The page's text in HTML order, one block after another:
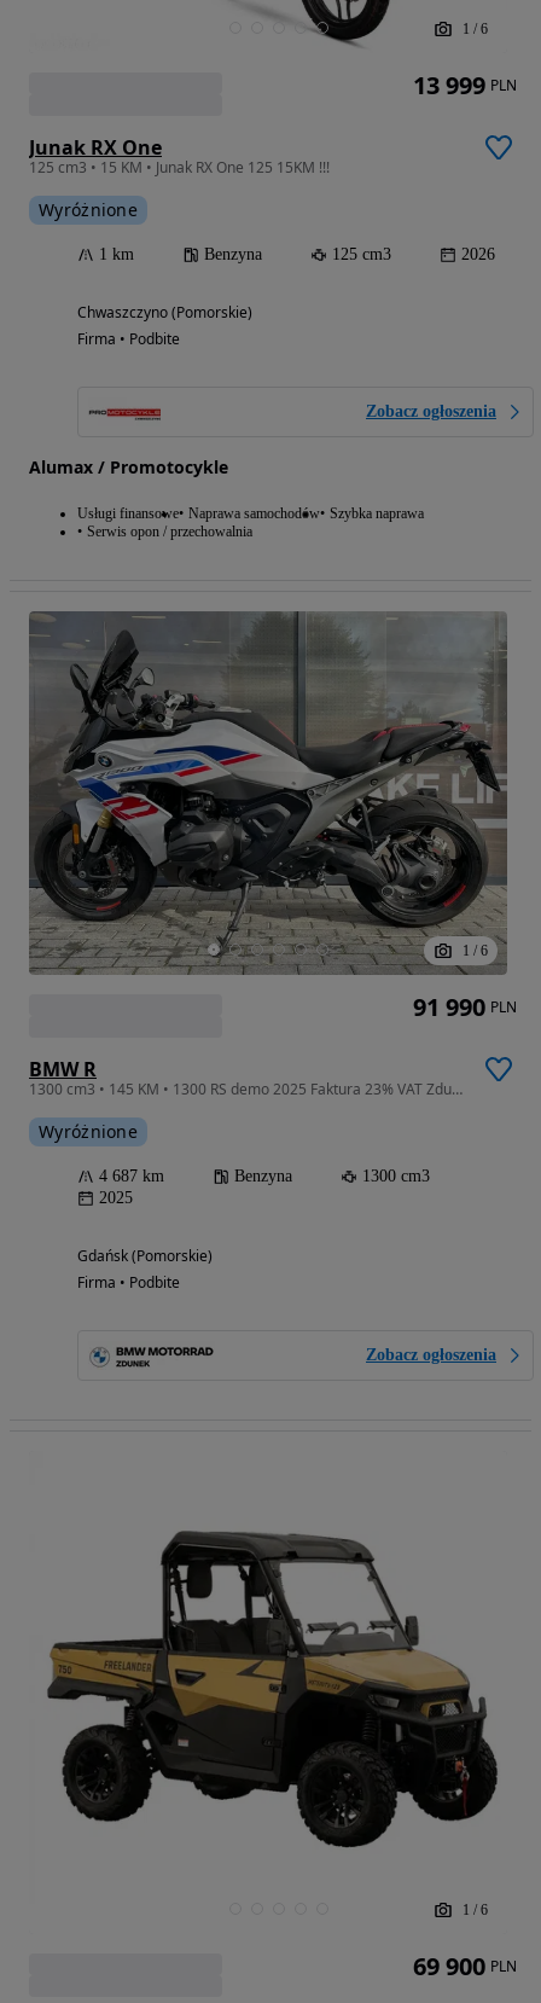
1 / 6
Junak RX One
125 cm3 • 15 KM • Junak RX One 125 15KM !!!
Wyróżnione
1 km Benzyna 125 cm3 2026
Chwaszczyno (Pomorskie)
Firma • Podbite
Zobacz ogłoszenia
Alumax / Promotocykle
Usługi finansowe Naprawa samochodów Szybka naprawa
Serwis opon / przechowalnia
13 999 PLN
1 / 6
BMW R
1300 cm3 • 145 KM • 1300 RS demo 2025 Faktura 23% VAT Zdunek Gdańsk OD RĘKI
Wyróżnione
4 687 km Benzyna
1300 cm3
2025
Gdańsk (Pomorskie)
Firma • Podbite
Zobacz ogłoszenia
91 990 PLN
1 / 6
69 900 PLN